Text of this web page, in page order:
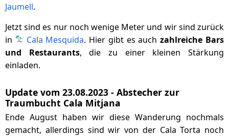
Jaumell.
Jetzt sind es nur noch wenige Meter und wir sind zurück
in
Cala Mesquida. Hier gibt es auchzahlreiche Bars
und Restaurants, die zu einer kleinen Stärkung
einladen.
Update vom 23.08.2023 - Abstecher zur
Traumbucht Cala Mitjana
Ende August haben wir diese Wanderung nochmals
gemacht, allerdings sind wir von der Cala Torta noch